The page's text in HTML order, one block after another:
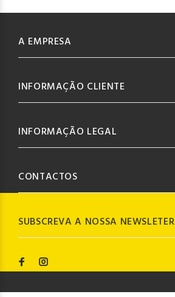
SUBSCREVA A NOSSA NEWSLETER
A EMPRESA
INFORMAÇÃO CLIENTE
INFORMAÇÃO LEGAL
CONTACTOS